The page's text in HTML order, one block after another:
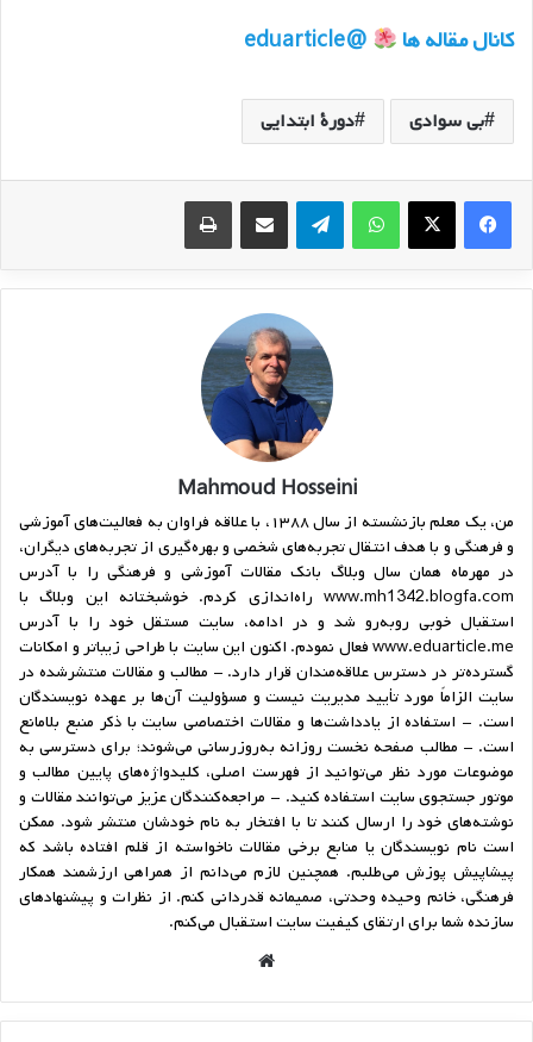
کانال مقاله ها
@eduarticle
بی سوادی دورة ابتدايي
واتس آپ اشتراک گذاری از طریق ایمیل
Mahmoud Hosseini
من، یک معلم بازنشسته از سال ۱۳۸۸، با علاقه فراوان به فعالیت‌های آموزشی
و فرهنگی و با هدف انتقال تجربه‌های شخصی و بهره‌گیری از تجربه‌های دیگران،
در مهرماه همان سال وبلاگ بانک مقالات آموزشی و فرهنگی را با آدرس
www.mh1342.blogfa.com راه‌اندازی کردم. خوشبختانه این وبلاگ با
استقبال خوبی روبه‌رو شد و در ادامه، سایت مستقل خود را با آدرس
www.eduarticle.me فعال نمودم. اکنون این سایت با طراحی زیباتر و امکانات
گسترده‌تر در دسترس علاقه‌مندان قرار دارد. - مطالب و مقالات منتشرشده در
سایت الزاماً مورد تأیید مدیریت نیست و مسؤولیت آن‌ها بر عهده نویسندگان
است. - استفاده از یادداشت‌ها و مقالات اختصاصی سایت با ذکر منبع بلامانع
است. - مطالب صفحه نخست روزانه به‌روزرسانی می‌شوند؛ برای دسترسی به
موضوعات مورد نظر می‌توانید از فهرست اصلی، کلیدواژه‌های پایین مطالب و
موتور جستجوی سایت استفاده کنید. - مراجعه‌کنندگان عزیز می‌توانند مقالات و
نوشته‌های خود را ارسال کنند تا با افتخار به نام خودشان منتشر شود. ممکن
است نام نویسندگان یا منابع برخی مقالات ناخواسته از قلم افتاده باشد که
پیشاپیش پوزش می‌طلبم. همچنین لازم می‌دانم از همراهی ارزشمند همکار
فرهنگی، خانم وحیده وحدتی، صمیمانه قدردانی کنم. از نظرات و پیشنهادهای
سازنده شما برای ارتقای کیفیت سایت استقبال می‌کنم.